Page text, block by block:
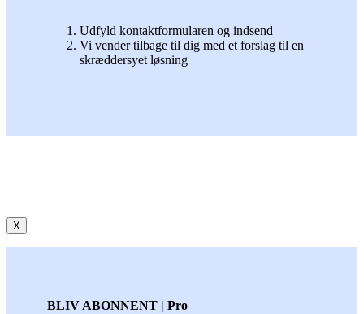
Udfyld kontaktformularen og indsend
Vi vender tilbage til dig med et forslag til en
skræddersyet løsning
X
BLIV ABONNENT | Pro